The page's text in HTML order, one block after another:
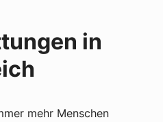
in
mehr Menschen